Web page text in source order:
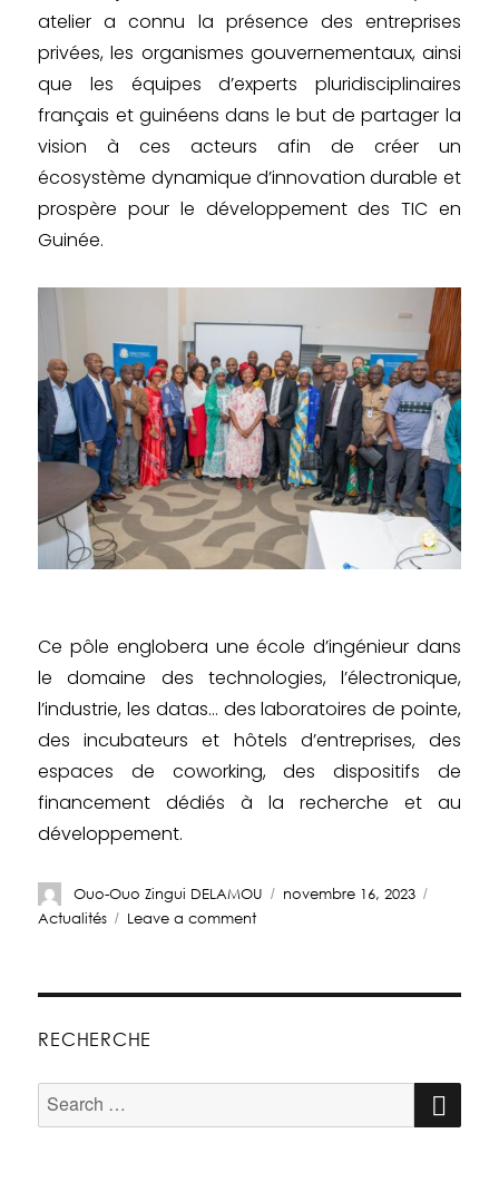
atelier a connu la présence des entreprises
privées, les organismes gouvernementaux, ainsi
que les équipes d’experts pluridisciplinaires
français et guinéens dans le but de partager la
vision à ces acteurs afin de créer un
écosystème dynamique d’innovation durable et
prospère pour le développement des TIC en
Guinée.
Ce pôle englobera une école d’ingénieur dans
le domaine des technologies, l’électronique,
l’industrie, les datas… des laboratoires de pointe,
des incubateurs et hôtels d’entreprises, des
espaces de coworking, des dispositifs de
financement dédiés à la recherche et au
développement.
Ouo-Ouo Zingui DELAMOU
novembre 16, 2023
Actualités
Leave a comment
RECHERCHE